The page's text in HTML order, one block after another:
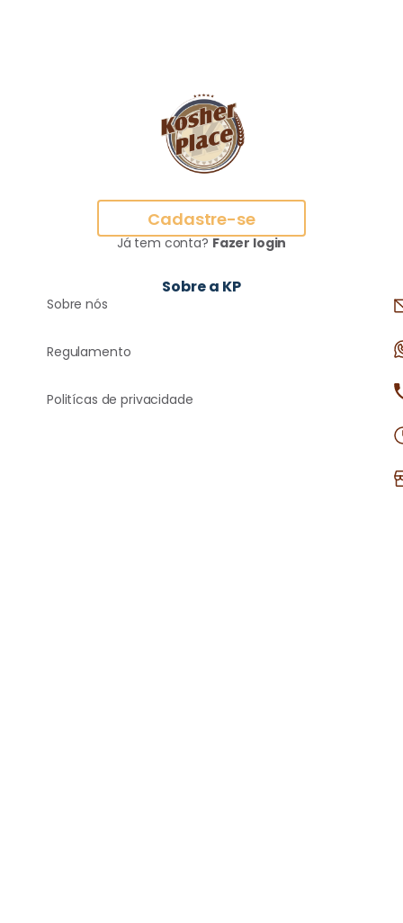
Cadastre-se
Já tem conta?Fazer login
Sobre a KP
Sobre nós
Regulamento
Politícas de privacidade